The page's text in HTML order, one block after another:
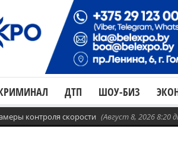
ДТП ШОУ-БИЗ
контроля скорости (Август 8, 2026 8:20